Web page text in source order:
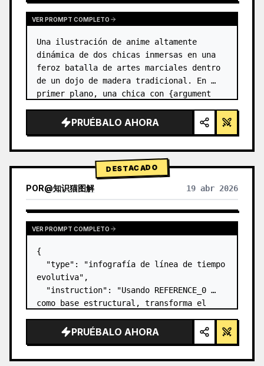
VER PROMPT COMPLETO
Una ilustración de anime altamente
dinámica de dos chicas inmersas en una
feroz batalla de artes marciales dentro
de un dojo de madera tradicional. En
primer plano, una chica con {argument
negro en un moño alto con cint…
PRUÉBALO AHORA
DESTACADO
POR@知识猫图解 19 abr 2026
VER PROMPT COMPLETO
{
  "type": "infografía de línea de tiempo
evolutiva",
  "instruction": "Usando REFERENCE_0
como base estructural, transforma el
3D altamente realista. Reemplaza las
rampas lisas por escalones de piedra
PRUÉBALO AHORA